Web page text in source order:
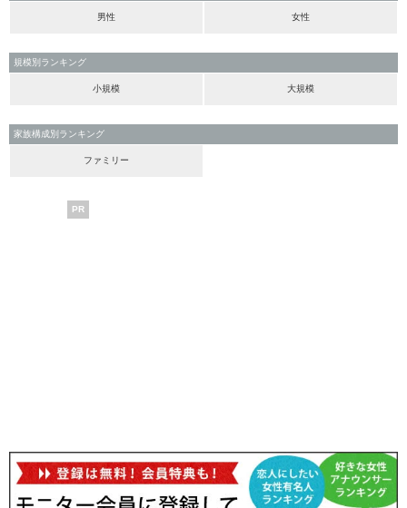
男性 女性
規模別ランキング
小規模 大規模
家族構成別ランキング
ファミリー
PR